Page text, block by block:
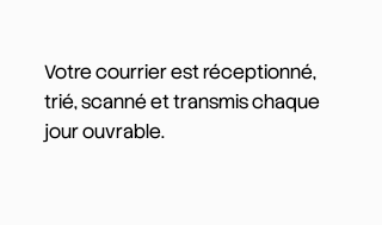
Votre courrier est réceptionné,
trié, scanné et transmis chaque
jour ouvrable.